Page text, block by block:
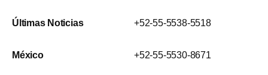
Últimas Noticias
México
+52-55-5538-5518
+52-55-5530-8671